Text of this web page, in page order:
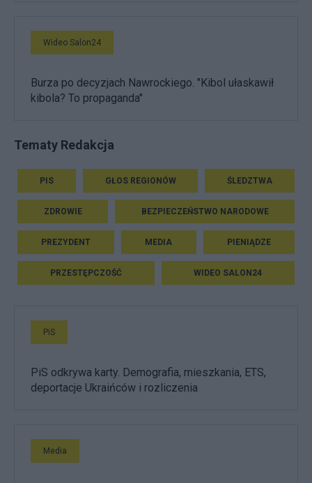
Wideo Salon24
Burza po decyzjach Nawrockiego. "Kibol ułaskawił
kibola? To propaganda"
Tematy Redakcja
PIS GŁOS REGIONÓW ŚLEDZTWA
ZDROWIE BEZPIECZEŃSTWO NARODOWE
PREZYDENT MEDIA PIENIĄDZE
PRZESTĘPCZOŚĆ WIDEO SALON24
PiS
PiS odkrywa karty. Demografia, mieszkania, ETS,
deportacje Ukraińców i rozliczenia
Media